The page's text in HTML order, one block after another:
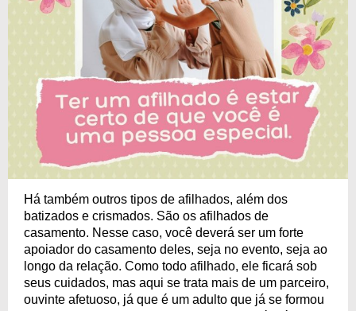
Há também outros tipos de afilhados, além dos
batizados e crismados. São os afilhados de
casamento. Nesse caso, você deverá ser um forte
apoiador do casamento deles, seja no evento, seja ao
longo da relação. Como todo afilhado, ele ficará sob
seus cuidados, mas aqui se trata mais de um parceiro,
ouvinte afetuoso, já que é um adulto que já se formou